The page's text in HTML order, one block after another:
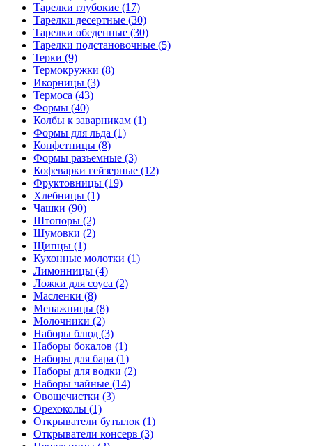
Тарелки глубокие (17)
Тарелки десертные (30)
Тарелки обеденные (30)
Тарелки подстановочные (5)
Терки (9)
Термокружки (8)
Икорницы (3)
Термоса (43)
Формы (40)
Колбы к заварникам (1)
Формы для льда (1)
Конфетницы (8)
Формы разъемные (3)
Кофеварки гейзерные (12)
Фруктовницы (19)
Хлебницы (1)
Чашки (90)
Штопоры (2)
Шумовки (2)
Щипцы (1)
Кухонные молотки (1)
Лимонницы (4)
Ложки для соуса (2)
Масленки (8)
Менажницы (8)
Молочники (2)
Наборы блюд (3)
Наборы бокалов (1)
Наборы для бара (1)
Наборы для водки (2)
Наборы чайные (14)
Овощечистки (3)
Орехоколы (1)
Открыватели бутылок (1)
Открыватели консерв (3)